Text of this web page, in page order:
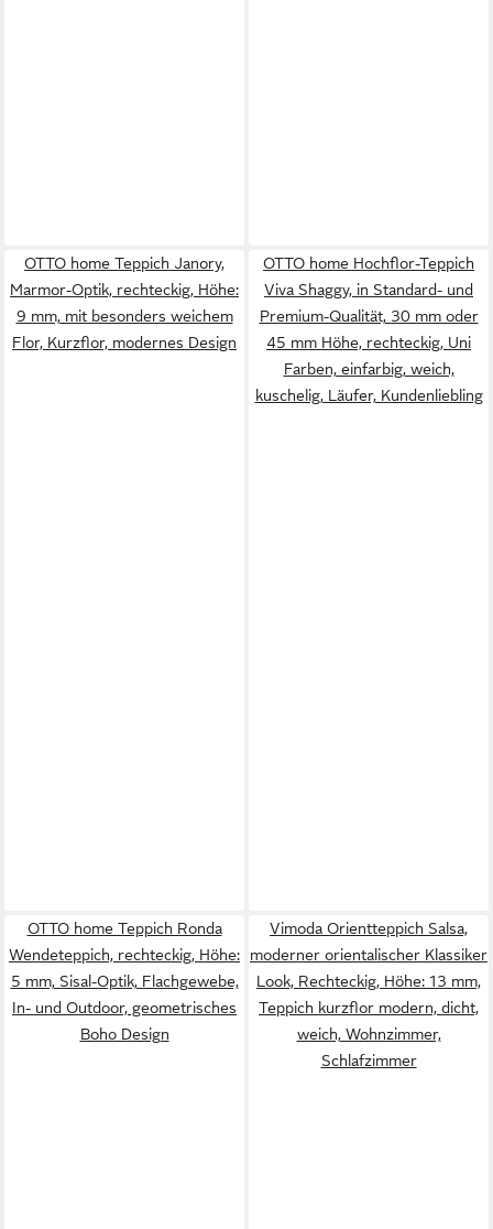
OTTO home Teppich Janory,
Marmor-Optik, rechteckig, Höhe:
9 mm, mit besonders weichem
Flor, Kurzflor, modernes Design
OTTO home Hochflor-Teppich
Viva Shaggy, in Standard- und
Premium-Qualität, 30 mm oder
45 mm Höhe, rechteckig, Uni
Farben, einfarbig, weich,
kuschelig, Läufer, Kundenliebling
OTTO home Teppich Ronda
Wendeteppich, rechteckig, Höhe:
5 mm, Sisal-Optik, Flachgewebe,
In- und Outdoor, geometrisches
Boho Design
Vimoda Orientteppich Salsa,
moderner orientalischer Klassiker
Look, Rechteckig, Höhe: 13 mm,
Teppich kurzflor modern, dicht,
weich, Wohnzimmer,
Schlafzimmer